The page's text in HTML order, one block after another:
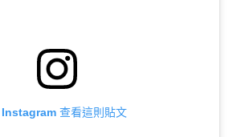
查看這則貼文